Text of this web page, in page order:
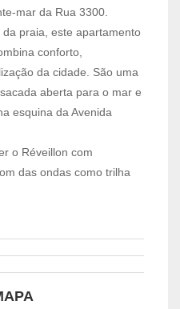
mar da Rua 3300.
praia, este apartamento
conforto,
da cidade. São uma
aberta para o mar e
esquina da Avenida
o Réveillon com
das ondas como trilha